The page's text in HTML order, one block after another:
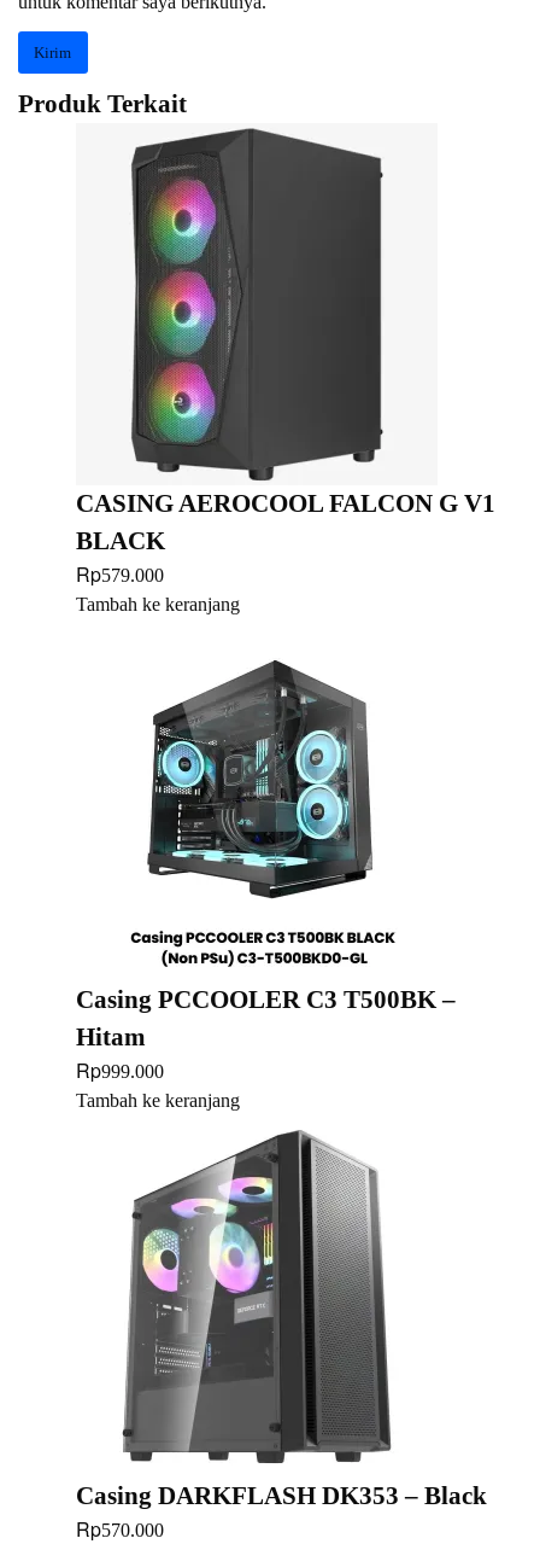
Produk Terkait
CASING AEROCOOL FALCON G V1
BLACK
Rp579.000
Tambah ke keranjang
Casing PCCOOLER C3 T500BK –
Hitam
Rp999.000
Tambah ke keranjang
Casing DARKFLASH DK353 – Black
Rp570.000